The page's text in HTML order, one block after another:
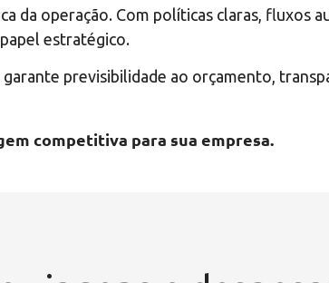
da operação. Com políticas claras, fluxos
estratégico.
previsibilidade ao orçamento,
competitiva para sua empresa.